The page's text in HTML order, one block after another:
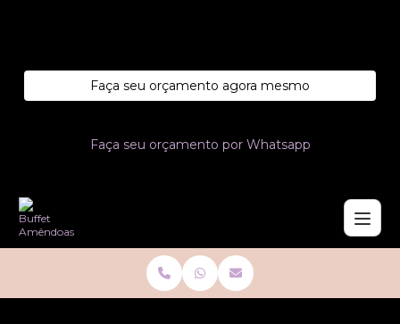
Faça seu orçamento agora mesmo
Faça seu orçamento por Whatsapp